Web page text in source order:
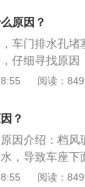
理干净，把积
胶条，查看
驶的脚垫、地
，可以将汽车
车内灌水。天
用过程中要
用除尘掸进
这样会损坏到
原因？
车门排水孔
仔细寻找原
车门的多次关
常，必要时更
形均会导致
孔在天窗四
检查天窗框
理，需要前往
阅读：
？
因介绍：档
，导致车座
不正确，经过
阅读：